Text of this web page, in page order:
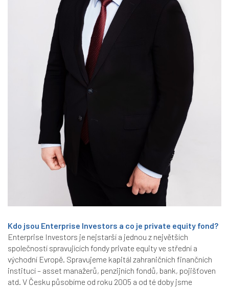
Kdo jsou Enterprise Investors a co je private equity fond?
Enterprise Investors je nejstarší a jednou z největších
společností spravujících fondy private equity ve střední a
východní Evropě. Spravujeme kapitál zahraničních finančních
institucí – asset manažerů, penzijních fondů, bank, pojišťoven
atd. V Česku působíme od roku 2005 a od té doby jsme